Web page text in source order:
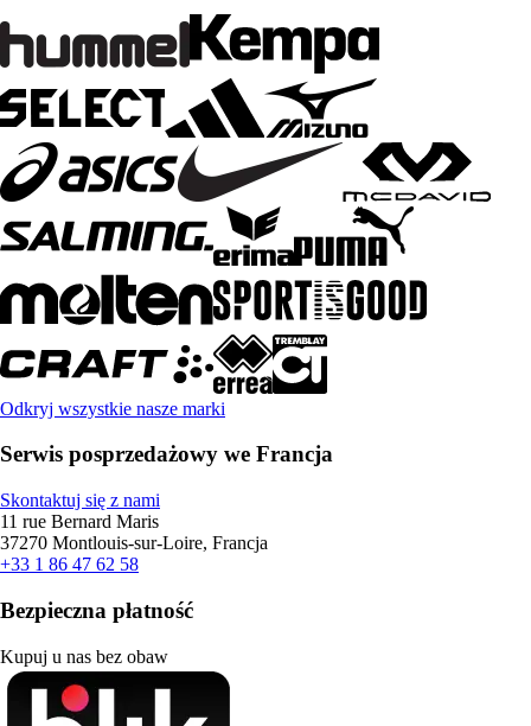
Odkryj wszystkie nasze marki
Serwis posprzedażowy we Francja
Skontaktuj się z nami
11 rue Bernard Maris
37270 Montlouis-sur-Loire, Francja
+33 1 86 47 62 58
Bezpieczna płatność
Kupuj u nas bez obaw